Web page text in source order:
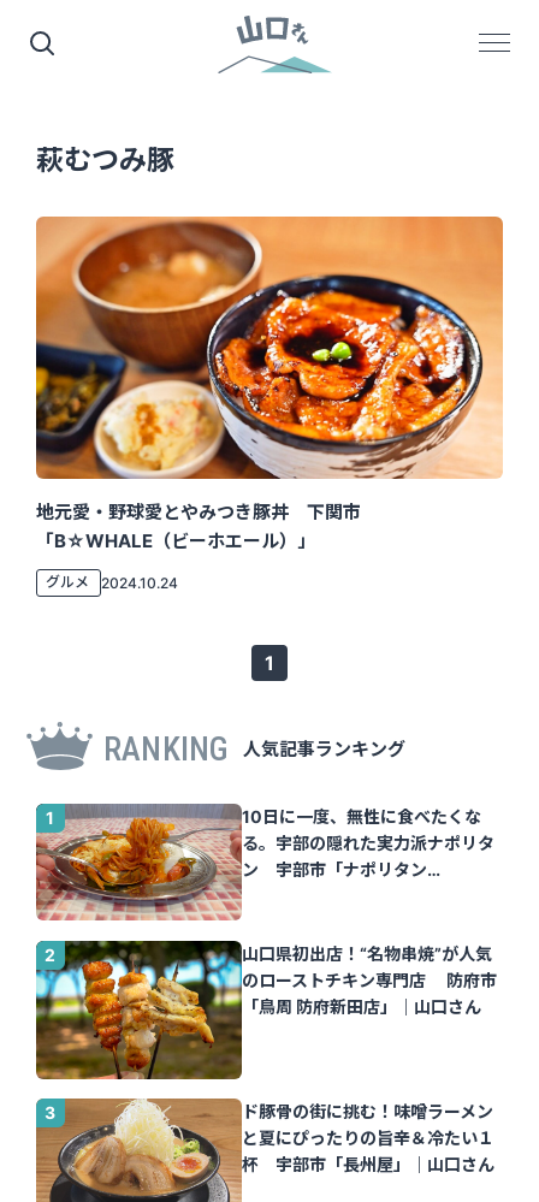
萩むつみ豚
地元愛・野球愛とやみつき豚丼 下関市
「B☆WHALE（ビーホエール）」
グルメ 2024.10.24
1
RANKING 人気記事ランキング
10日に一度、無性に食べたくな
る。宇部の隠れた実力派ナポリタ
ン 宇部市「ナポリタン
山口県初出店！“名物串焼”が人気
のローストチキン専門店 防府市
「鳥周 防府新田店」｜山口さん
ド豚骨の街に挑む！味噌ラーメン
と夏にぴったりの旨辛＆冷たい１
杯 宇部市「長州屋」｜山口さん